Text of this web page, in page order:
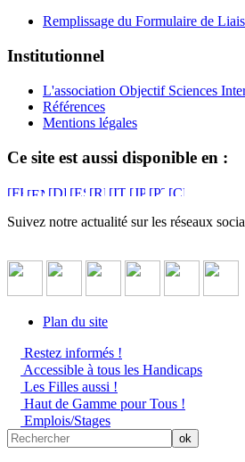
Remplissage du Formulaire de
Institutionnel
L'association Objectif Sciences
Références
Mentions légales
Ce site est aussi disponible en :
Suivez notre actualité sur les réseaux
Plan du site
Restez informés !
Accessible à tous les Handicaps
Les Filles aussi !
Haut de Gamme pour Tous !
Emplois/Stages